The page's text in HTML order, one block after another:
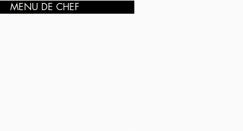
MENU DE CHEF